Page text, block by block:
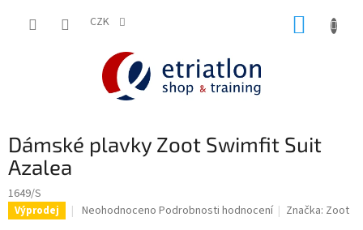
CZK
Dámské plavky Zoot Swimfit Suit
Azalea
1649/S
Výprodej
Průměrné
Neohodnoceno Podrobnosti hodnocení Značka: Zoot
shop.etriatlon.cz - Chat